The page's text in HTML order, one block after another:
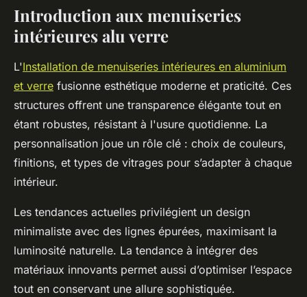
Introduction aux menuiseries
intérieures alu verre
L'Installation de menuiseries intérieures en aluminium
et verre fusionne esthétique moderne et praticité. Ces
structures offrent une transparence élégante tout en
étant robustes, résistant à l'usure quotidienne. La
personnalisation joue un rôle clé : choix de couleurs,
finitions, et types de vitrages pour s’adapter à chaque
intérieur.
Les tendances actuelles privilégient un design
minimaliste avec des lignes épurées, maximisant la
luminosité naturelle. La tendance à intégrer des
matériaux innovants permet aussi d’optimiser l’espace
tout en conservant une allure sophistiquée.